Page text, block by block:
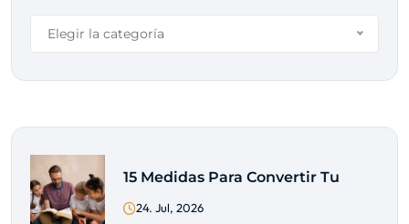
Elegir la categoría
15 Medidas Para Convertir Tu
24. Jul, 2026